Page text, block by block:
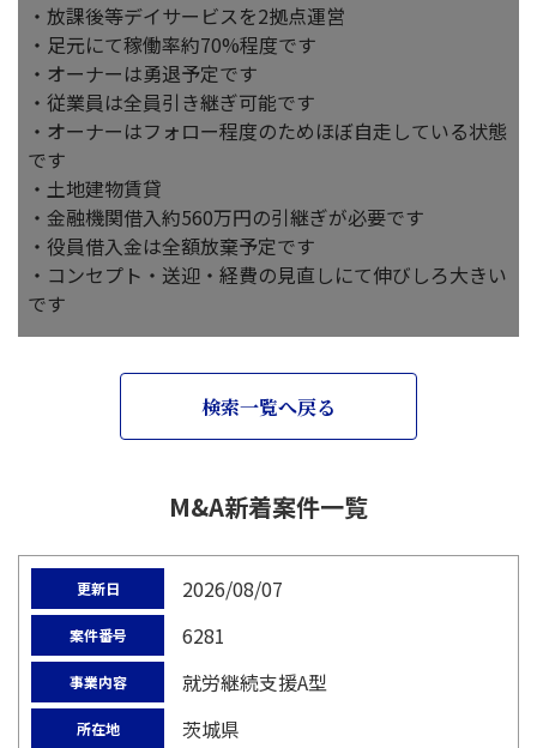
・放課後等デイサービスを2拠点運営
・足元にて稼働率約70%程度です
・オーナーは勇退予定です
・従業員は全員引き継ぎ可能です
・オーナーはフォロー程度のためほぼ自走している状態
です
・土地建物賃貸
・金融機関借入約560万円の引継ぎが必要です
・役員借入金は全額放棄予定です
・コンセプト・送迎・経費の見直しにて伸びしろ大きい
です
検索一覧へ戻る
M&A新着案件一覧
更新日 2026/08/07
案件番号 6281
事業内容 就労継続支援A型
所在地 茨城県